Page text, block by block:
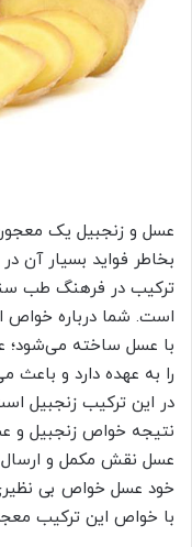
عسل و زنجبیل یک
بخاطر فواید بسیار آن
ترکیب در فرهنگ طب
است. شما درباره خواص
با عسل ساخته می‌شود؛
را به عهده دارد و باعث
در این ترکیب زنجبیل
نتیجه خواص زنجبیل و
عسل نقش مکمل و ارسال
خود عسل خواص بی نظیری
با خواص این ترکیب